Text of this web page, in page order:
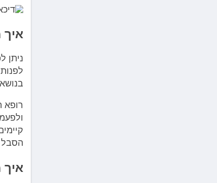
איך
ניתן
בנושא
רופא
הסבל
איך